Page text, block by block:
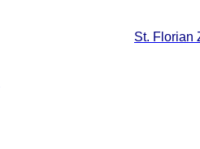
St. Florian